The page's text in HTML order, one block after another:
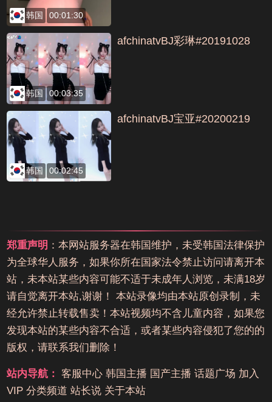
韩国 00:01:30
韩国 00:03:35
afchinatvBJ彩琳#20191028
韩国 00:02:45
afchinatvBJ宝亚#20200219
郑重声明 ：本网站服务器在韩国维护，未受韩国法律保护
为全球华人服务，如果你所在国家法令禁止访问请离开本
站，未本站某些内容可能不适于未成年人浏览，未满18岁
请自觉离开本站,谢谢！ 本站录像均由本站原创录制，未
经允许禁止转载售卖！本站视频均不含儿童内容，如果您
发现本站的某些内容不合适，或者某些内容侵犯了您的的
版权，请联系我们删除！
站内导航： 客服中心 韩国主播 国产主播 话题广场 加入
VIP 分类频道 站长说 关于本站